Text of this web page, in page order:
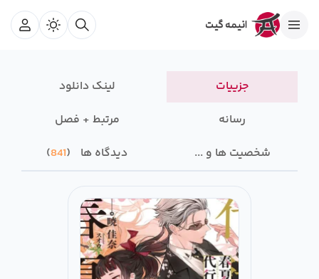
جزییات
لینک دانلود
رسانه‌
مرتبط + فصل
شخصیت ها و ...
دیدگاه ها 841